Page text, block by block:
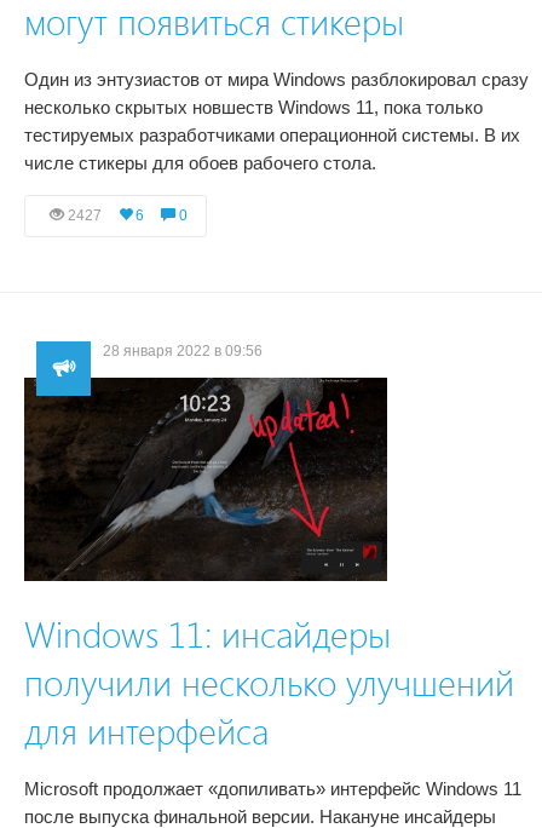
могут появиться стикеры
Один из энтузиастов от мира Windows разблокировал сразу
несколько скрытых новшеств Windows 11, пока только
тестируемых разработчиками операционной системы. В их
числе стикеры для обоев рабочего стола.
2427 6 0
28 января 2022 в 09:56
Windows 11: инсайдеры
получили несколько улучшений
для интерфейса
Microsoft продолжает «допиливать» интерфейс Windows 11
после выпуска финальной версии. Накануне инсайдеры